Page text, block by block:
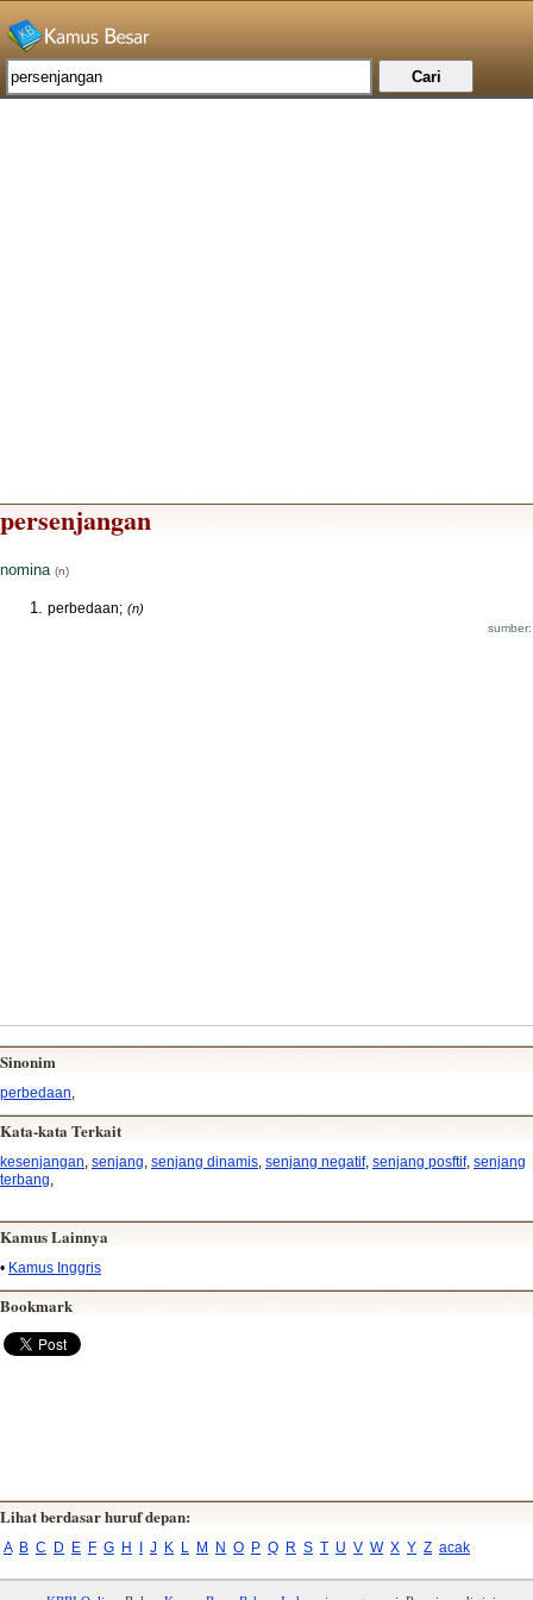
persenjangan
nomina (n)
perbedaan; (n)
Sinonim
perbedaan
Kata-kata Terkait
kesenjangan, senjang, senjang dinamis, senjang negatif, senjang posftif, senjang
terbang,
Kamus Lainnya
• Kamus Inggris
Bookmark
Lihat berdasar huruf depan:
A B C D E F G H I J K L M N O P Q R S T U V W X Y Z acak